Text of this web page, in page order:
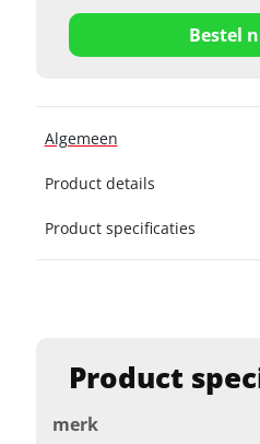
Product
merk
Bestel
Algemeen
Product details
Product specificaties